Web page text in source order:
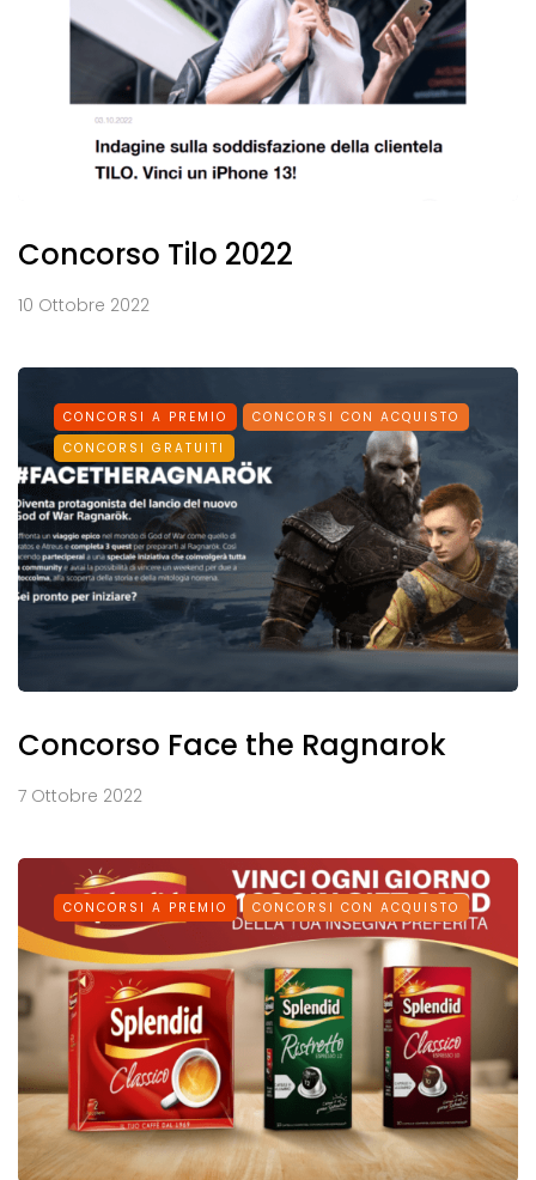
Concorso Tilo 2022
10 Ottobre 2022
CONCORSI A PREMIO
CONCORSI CON ACQUISTO
CONCORSI GRATUITI
Concorso Face the Ragnarok
7 Ottobre 2022
CONCORSI A PREMIO CONCORSI CON ACQUISTO